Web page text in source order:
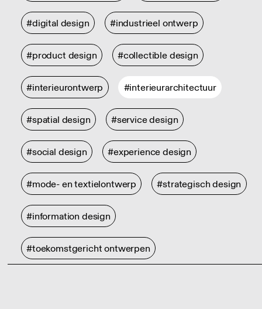
#digital design #industrieel ontwerp
#product design #collectible design
#interieurontwerp #interieurarchitectuur
#spatial design #service design
#social design #experience design
#mode- en textielontwerp #strategisch design
#information design
#toekomstgericht ontwerpen